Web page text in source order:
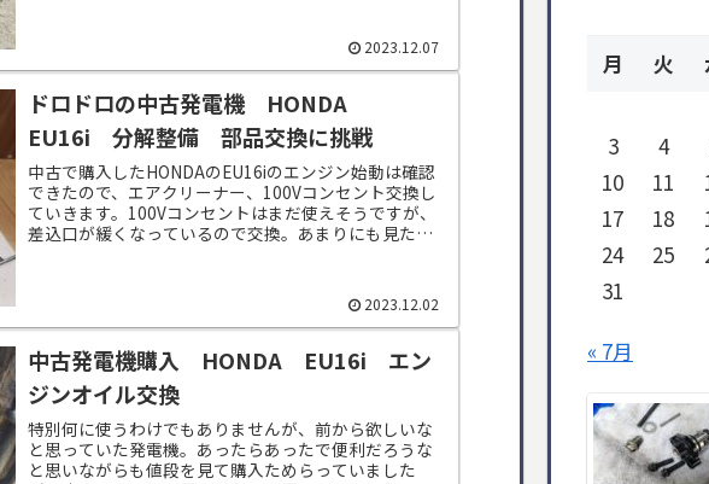
2023.12.07
ドロドロの中古発電機 HONDA
EU16i 分解整備 部品交換に挑戦
中古で購入したHONDAのEU16iのエンジン始動は確認
できたので、エアクリーナー、100Vコンセント交換し
ていきます。100Vコンセントはまだ使えそうですが、
差込口が緩くなっているので交換。あまりにも見た目
2023.12.02
中古発電機購入 HONDA EU16i エン
ジンオイル交換
特別何に使うわけでもありませんが、前から欲しいな
と思っていた発電機。あったらあったで便利だろうな
と思いながらも値段を見て購入ためらっていました
月
火
3
4
10
11
17
18
24
25
31
« 7月